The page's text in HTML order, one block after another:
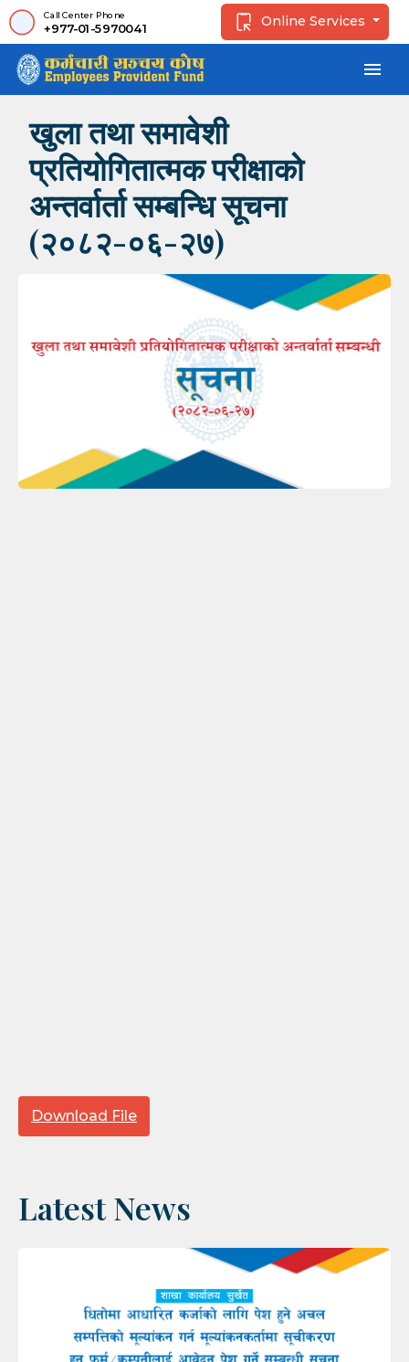
Call Center Phone
+977-01-5970041 Online Services
menu
खुला तथा समावेशी
प्रतियोगितात्मक परीक्षाको
अन्तर्वार्ता सम्बन्धि सूचना
(२०८२-०६-२७)
Download File
Latest News